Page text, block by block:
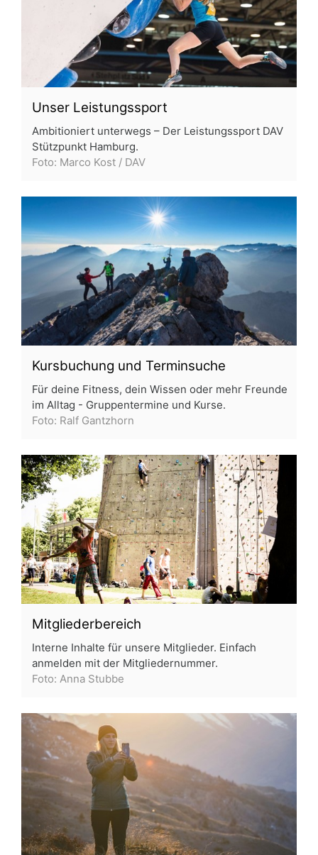
Unser Leistungssport
Ambitioniert unterwegs – Der Leistungssport DAV
Stützpunkt Hamburg.
Foto: Marco Kost / DAV
Kursbuchung und Terminsuche
Für deine Fitness, dein Wissen oder mehr Freunde
im Alltag - Gruppentermine und Kurse.
Foto: Ralf Gantzhorn
Mitgliederbereich
Interne Inhalte für unsere Mitglieder. Einfach
anmelden mit der Mitgliedernummer.
Foto: Anna Stubbe